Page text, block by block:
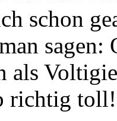
schon
als
richtig toll!